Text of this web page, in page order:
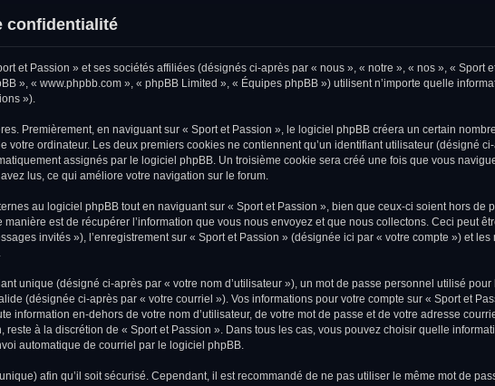
confidentialité
et Passion » et ses sociétés affiliées (désignés ci-après par « nous », « notre », « nos », « Sport
», « www.phpbb.com », « phpBB Limited », « Équipes phpBB ») utilisent n’importe quelle
»).
Premièrement, en naviguant sur « Sport et Passion », le logiciel phpBB créera un certain
votre ordinateur. Les deux premiers cookies ne contiennent qu’un identifiant utilisateur (désigné
assignés par le logiciel phpBB. Un troisième cookie sera créé une fois que vous
lus, ce qui améliore votre navigation sur le forum.
au logiciel phpBB tout en naviguant sur « Sport et Passion », bien que ceux-ci soient hors
est de récupérer l’information que vous nous envoyez et que nous collectons. Ceci peut
invités »), l’enregistrement sur « Sport et Passion » (désignée ici par « votre compte ») et
unique (désigné ci-après par « votre nom d’utilisateur »), un mot de passe personnel utilisé
(désignée ci-après par « votre courriel »). Vos informations pour votre compte sur « Sport et
information en-dehors de votre nom d’utilisateur, de votre mot de passe et de votre adresse
reste à la discrétion de « Sport et Passion ». Dans tous les cas, vous pouvez choisir quelle
automatique de courriel par le logiciel phpBB.
afin qu’il soit sécurisé. Cependant, il est recommandé de ne pas utiliser le même mot de